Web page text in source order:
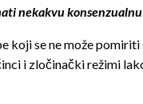
nekakvu
se ne može
i zločinački režimi